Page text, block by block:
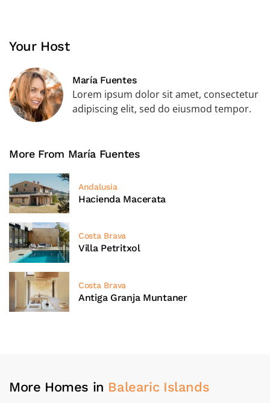
Your Host
María Fuentes
Lorem ipsum dolor sit amet, consectetur
adipiscing elit, sed do eiusmod tempor.
More From María Fuentes
Andalusia
Hacienda Macerata
Costa Brava
Villa Petritxol
Costa Brava
Antiga Granja Muntaner
More Homes in Balearic Islands